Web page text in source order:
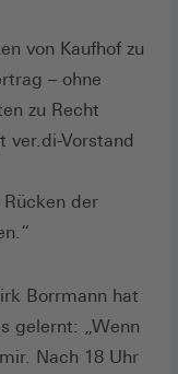
von Kaufhof zu
– ohne
zu Recht
ver.di-Vorstand
der
Borrmann hat
gelernt: „Wenn
Nach 18 Uhr